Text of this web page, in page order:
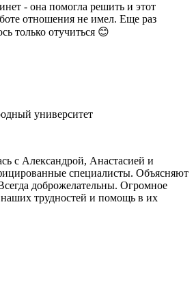
- она помогла решить и этот
отношения не имел. Еще раз
только отучиться 😊
университет
с Александрой, Анастасией и
специалисты. Объясняют
доброжелательны. Огромное
трудностей и помощь в их